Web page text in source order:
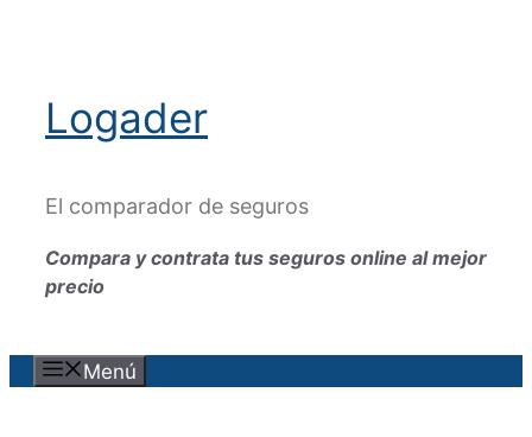
Logader
El comparador de seguros
Compara y contrata tus seguros online al mejor
precio
Menú